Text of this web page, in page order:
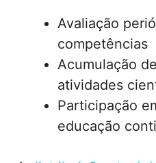
Avaliação
competências
Acumulação
atividades
Participação
educação